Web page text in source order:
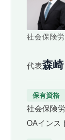
社会保険
代表森
保有資格
社会保険
OAインス